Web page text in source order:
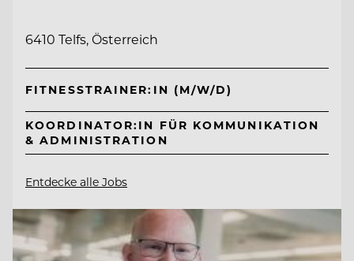
6410 Telfs, Österreich
FITNESSTRAINER:IN (M/W/D)
KOORDINATOR:IN FÜR KOMMUNIKATION
& ADMINISTRATION
Entdecke alle Jobs